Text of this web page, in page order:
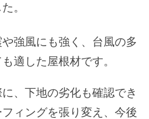
。
強風にも強く、台風の多
適した屋根材です。
、下地の劣化も確認でき
ィングを張り変え、今後